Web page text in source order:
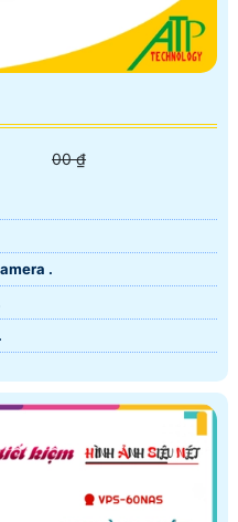
00 ₫
.